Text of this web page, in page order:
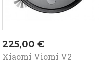
Prezzo
225,00 €
Xiaomi Viomi V2